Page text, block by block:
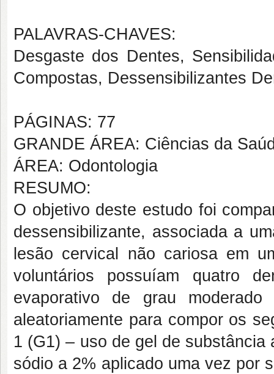
PALAVRAS-CHAVES:
Desgaste dos Dentes,
Compostas, Dessensibilizantes
PÁGINAS: 77
GRANDE ÁREA: Ciências da
ÁREA: Odontologia
RESUMO:
O objetivo deste estudo foi
dessensibilizante, associada a
lesão cervical não cariosa em
voluntários possuíam quatro
evaporativo de grau
aleatoriamente para compor os
1 (G1) – uso de gel de
sódio a 2% aplicado uma vez por